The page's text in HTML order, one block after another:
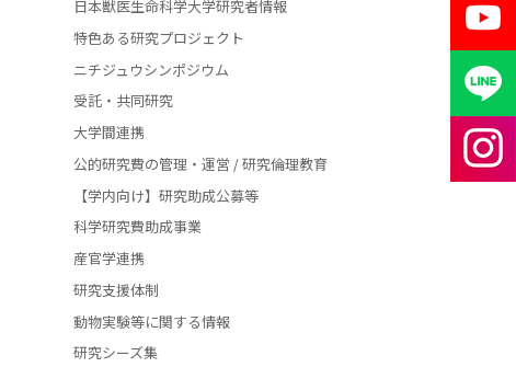
日獣用WebMail
後援会ホームページ
同窓会ホームページ
日本獣医生命科学大学研究者情報
特色ある研究プロジェクト
ニチジュウシンポジウム
受託・共同研究
大学間連携
公的研究費の管理・運営 / 研究倫理教育
【学内向け】研究助成公募等
科学研究費助成事業
産官学連携
研究支援体制
動物実験等に関する情報
研究シーズ集